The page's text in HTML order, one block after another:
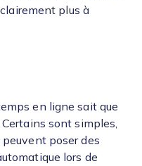
plus à
en ligne sait que
sont simples,
poser des
lors de